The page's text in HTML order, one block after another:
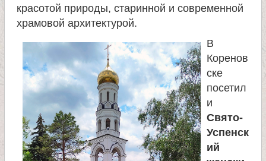
красотой природы, старинной и современной
храмовой архитектурой.
В
Коренов
ске
посетил
и
Свято-
Успенск
ий